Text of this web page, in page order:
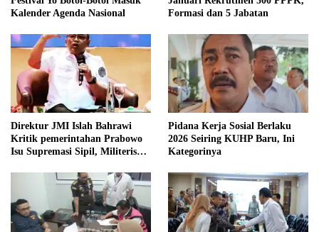
Kalender Agenda Nasional
Formasi dan 5 Jabatan
Direktur JMI Islah Bahrawi
Kritik pemerintahan Prabowo
Isu Supremasi Sipil, Militerisasi,
Pidana Kerja Sosial Berlaku
2026 Seiring KUHP Baru, Ini
Kategorinya